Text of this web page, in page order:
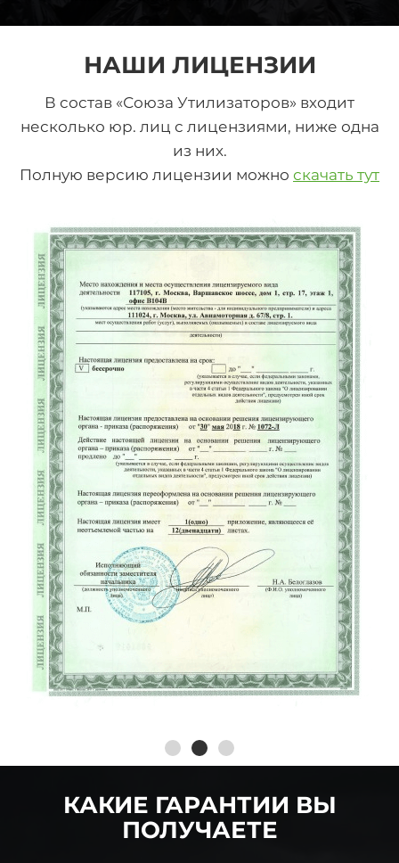
НАШИ ЛИЦЕНЗИИ
В состав «Союза Утилизаторов» входит
несколько юр. лиц с лицензиями, ниже одна
из них.
Полную версию лицензии можно скачать тут
КАКИЕ ГАРАНТИИ ВЫ
ПОЛУЧАЕТЕ